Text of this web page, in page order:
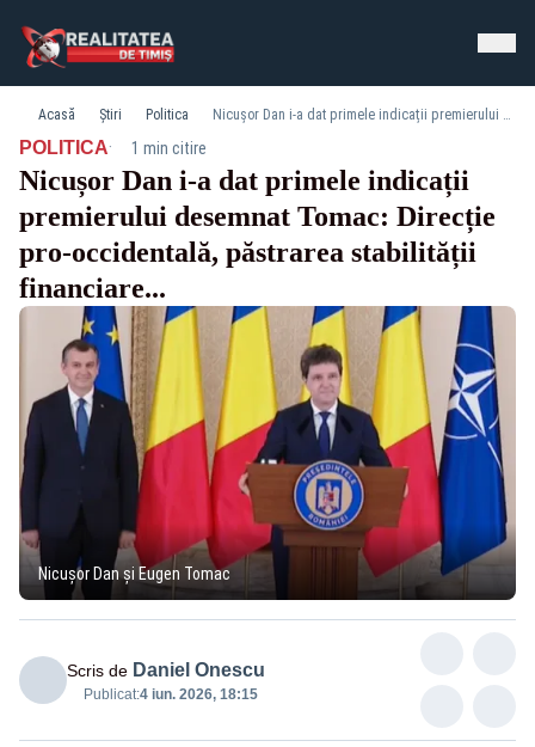
Acasă Știri Politica Nicușor Dan i-a dat primele indicații premierului desemnat Tomac: Direcție pro-occidentală, păstrarea stabilității financiare...
POLITICA· 1 min citire
Nicușor Dan i-a dat primele indicații
premierului desemnat Tomac: Direcție
pro-occidentală, păstrarea stabilității
financiare...
Nicușor Dan și Eugen Tomac
Scris de Daniel Onescu
Publicat:4 iun. 2026, 18:15